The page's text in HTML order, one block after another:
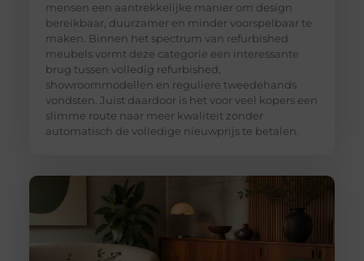
mensen een aantrekkelijke manier om design
bereikbaar, duurzamer en minder voorspelbaar te
maken. Binnen het spectrum van refurbished
meubels vormt deze categorie een interessante
brug tussen volledig refurbished,
showroommodellen en reguliere tweedehands
vondsten. Juist daardoor is het voor veel kopers een
slimme route naar meer kwaliteit zonder
automatisch de volledige nieuwprijs te betalen.